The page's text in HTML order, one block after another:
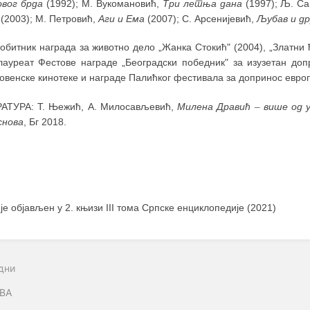
брда (1992); М. Вукомановић, Три летња дана (1997); Љ.
М. Петровић, Аги и Ема (2007); С. Арсенијевић, Љубав и
награда за животно дело „Жанка Стокић" (2004),
Фестове награде „Београдски победник" за изузетан
кинотеке и награде Палићког фестивала за допринос
Т. Њежић, А. Милосављевић,Милена Дравић –више од
, Бг 2018.
је објављен у 2. књизи III тома Српске енциклопедије (2021)